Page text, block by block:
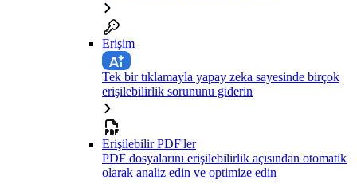
Erişim
Tek bir tıklamayla yapay zeka sayesinde birçok
erişilebilirlik sorununu giderin
Erişilebilir PDF'ler
PDF dosyalarını erişilebilirlik açısından otomatik
olarak analiz edin ve optimize edin